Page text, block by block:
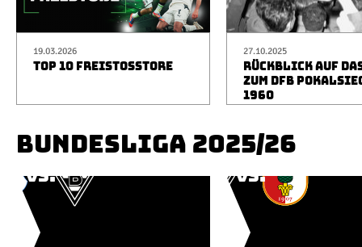
19.03.2026
TOP 10 FREISTOSSTORE
27.10.2025
RÜCKBLICK AUF
ZUM DFB
1960
BUNDESLIGA 2025/26